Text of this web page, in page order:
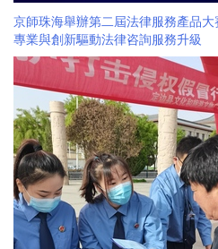
京師珠海舉辦第二屆法律服務產品
專業與創新驅動法律咨詢服務升級